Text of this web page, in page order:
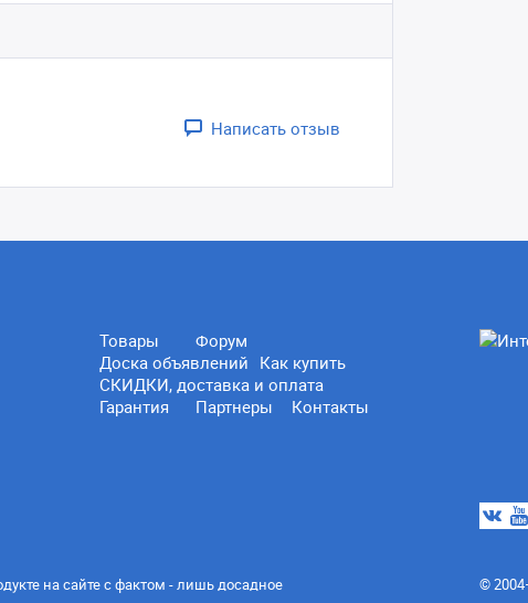
Написать отзыв
Товары
Форум
Доска объявлений Как купить
СКИДКИ, доставка и оплата
Гарантия
Партнеры Контакты
на сайте с фактом - лишь досадное
©